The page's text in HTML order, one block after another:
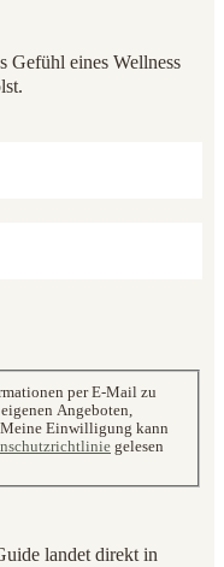
Gefühl eines Wellness
per E-Mail zu
Angeboten,
Meine Einwilligung kann
gelesen
landet direkt in